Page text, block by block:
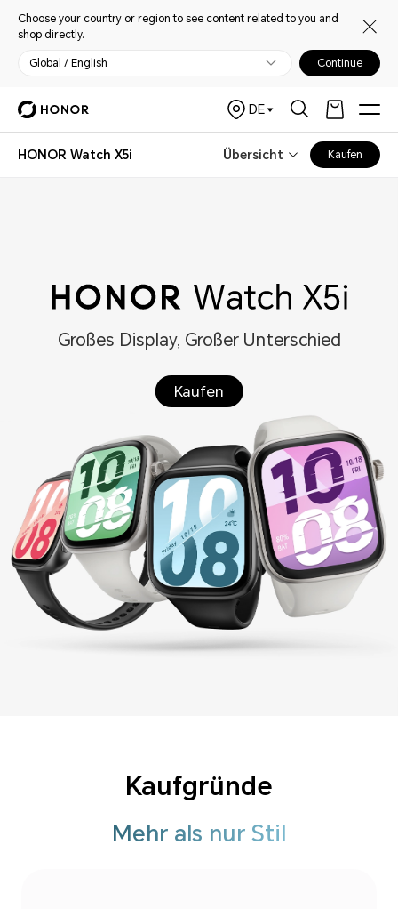
Choose your country or region to see content related to you and
shop directly.
Global / English Continue
DE
HONOR Watch X5i Übersicht Kaufen
Großes Display, Großer Unterschied
Kaufen
Kaufgründe
Mehr als nur Stil